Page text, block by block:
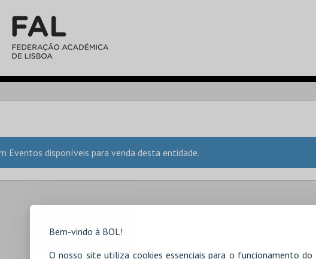
Bem-vindo à BOL!
O nosso site utiliza cookies essenciais para o funcionamento
Eventos disponíveis para venda desta entidade.